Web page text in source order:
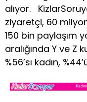
alıyor.
ziyaretçi, 60
150 bin paylaşım
aralığında Y ve Z
%56’sı kadın,